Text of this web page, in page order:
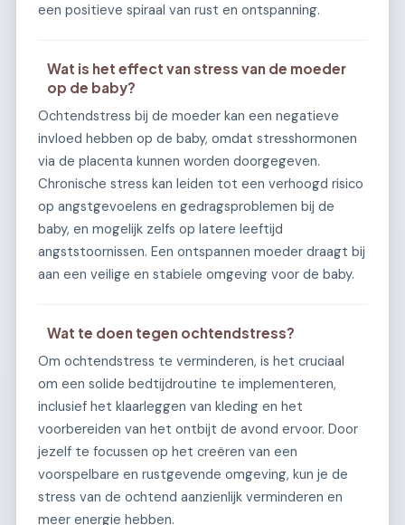
een positieve spiraal van rust en ontspanning.
Wat is het effect van stress van de moeder
op de baby?
Ochtendstress bij de moeder kan een negatieve
invloed hebben op de baby, omdat stresshormonen
via de placenta kunnen worden doorgegeven.
Chronische stress kan leiden tot een verhoogd risico
op angstgevoelens en gedragsproblemen bij de
baby, en mogelijk zelfs op latere leeftijd
angststoornissen. Een ontspannen moeder draagt bij
aan een veilige en stabiele omgeving voor de baby.
Wat te doen tegen ochtendstress?
Om ochtendstress te verminderen, is het cruciaal
om een solide bedtijdroutine te implementeren,
inclusief het klaarleggen van kleding en het
voorbereiden van het ontbijt de avond ervoor. Door
jezelf te focussen op het creëren van een
voorspelbare en rustgevende omgeving, kun je de
stress van de ochtend aanzienlijk verminderen en
meer energie hebben.